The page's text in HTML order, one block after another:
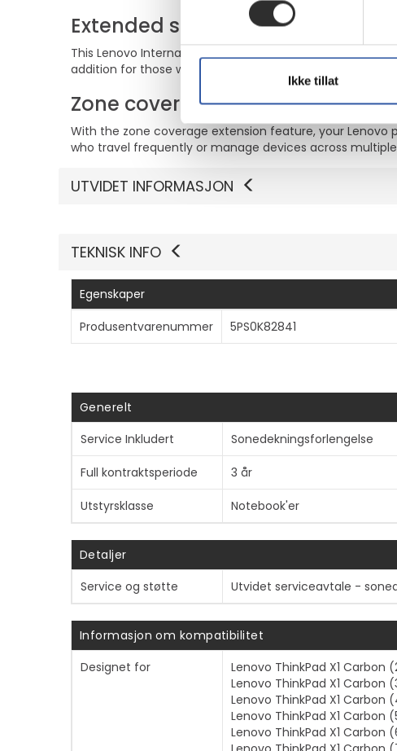
Ikke tillat
Extended service agreement
This Lenovo International Services Entitlement Add On
addition for those who require consistent and reliable
Zone coverage extension
With the zone coverage extension feature, your Lenovo
who travel frequently or manage devices across
UTVIDET INFORMASJON
TEKNISK INFO
Egenskaper
Produsentvarenummer
5PS0K82841
Generelt
Service Inkludert
Sonedekningsforlengelse
Full kontraktsperiode 3 år
Utstyrsklasse Notebook'er
Detaljer
Service og støtte
Utvidet serviceavtale -
Informasjon om kompatibilitet
Designet for
Lenovo ThinkPad X1 Carbon
Lenovo ThinkPad X1 Carbon
Lenovo ThinkPad X1 Carbon
Lenovo ThinkPad X1 Carbon
Lenovo ThinkPad X1 Carbon